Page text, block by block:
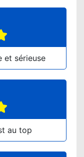
et sérieuse
au top